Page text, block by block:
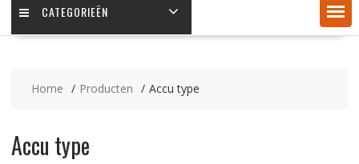
CATEGORIEËN
Home Producten Accu type
Accu type